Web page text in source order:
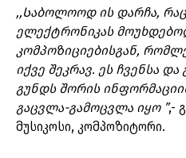
,,Საბოლოოდ ის დარჩა,
ელექტრონიკას
კომპოზიციებისგან,
იქვე შეკრავ. ეს ჩვენსა
გუნდს შორის
გაცვლა-გამოცვლა იყო ”,-
მუსიკოსი, კომპოზიტორი.